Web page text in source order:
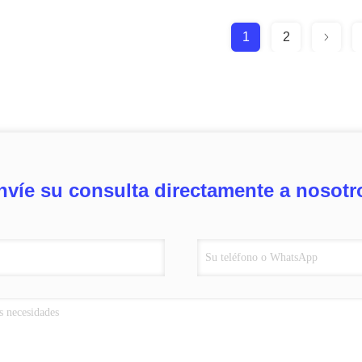
1 2
su consulta directamente a